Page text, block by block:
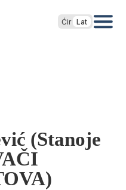
Ćir Lat
(Stanoje